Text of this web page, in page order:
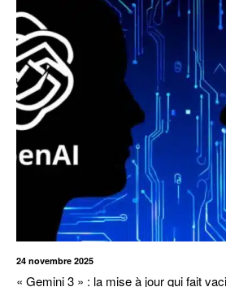
24 novembre 2025
« Gemini 3 » : la mise à jour qui fait